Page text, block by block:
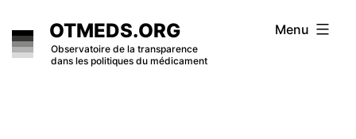
to
content
OTMEDS.ORG
Observatoire de la transparence
dans les politiques du médicament
Menu